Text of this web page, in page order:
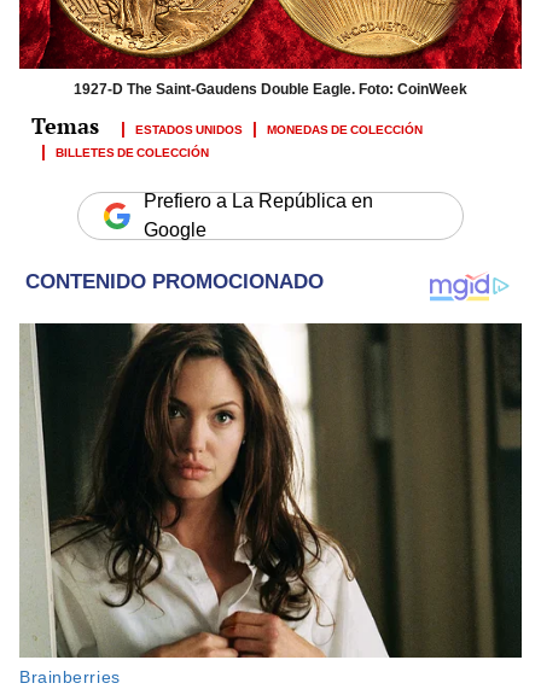
1927-D The Saint-Gaudens Double Eagle. Foto: CoinWeek
ESTADOS UNIDOS
MONEDAS DE COLECCIÓN
BILLETES DE COLECCIÓN
Prefiero a La República en
Google